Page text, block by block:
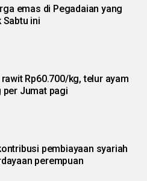
emas di Pegadaian yang
Sabtu ini
Rp60.700/kg, telur ayam
per Jumat pagi
pembiayaan syariah
perempuan